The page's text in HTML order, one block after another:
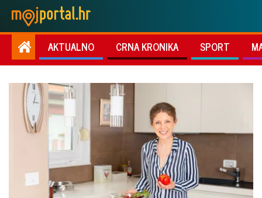
AKTUALNO CRNA KRONIKA SPORT